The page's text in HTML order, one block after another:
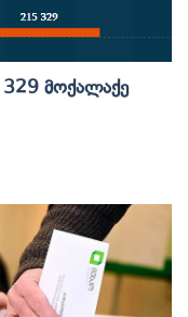
329 Მოქალაქე